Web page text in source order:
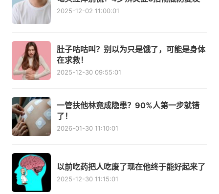
2025-12-02 11:00:01
肚子咕咕叫？别以为只是饿了，可能是身体
在求救！
2025-12-30 09:55:01
一管扶他林竟成隐患？90%人第一步就错
了！
2026-01-30 11:10:01
以前吃药把人吃废了现在他终于能好起来了
2025-12-30 11:15:01